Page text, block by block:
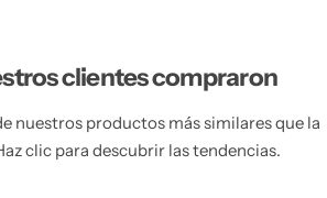
clientes compraron
nuestros productos más similares que la
clic para descubrir las tendencias.